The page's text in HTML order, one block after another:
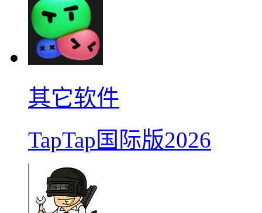
其它软件
TapTap国际版2026